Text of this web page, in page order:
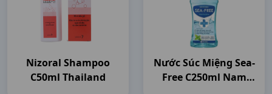
Nizoral Shampoo
C50ml Thailand
Nước Súc Miệng Sea-
Free C250ml Nam